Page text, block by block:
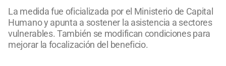
La medida fue oficializada por el Ministerio de Capital
Humano y apunta a sostener la asistencia a sectores
vulnerables. También se modifican condiciones para
mejorar la focalización del beneficio.